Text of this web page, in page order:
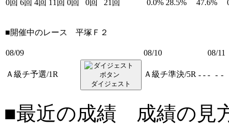
0回 6回 4回 11回 0回 0回 21回 0.0% 28.5% 47.6%
■開催中のレース 平塚Ｆ２
08/09 08/10 08/11
Ａ級チ予選/1R
ダイジェスト
Ａ級チ準決/5R - - - - -
■最近の成績 成績の見